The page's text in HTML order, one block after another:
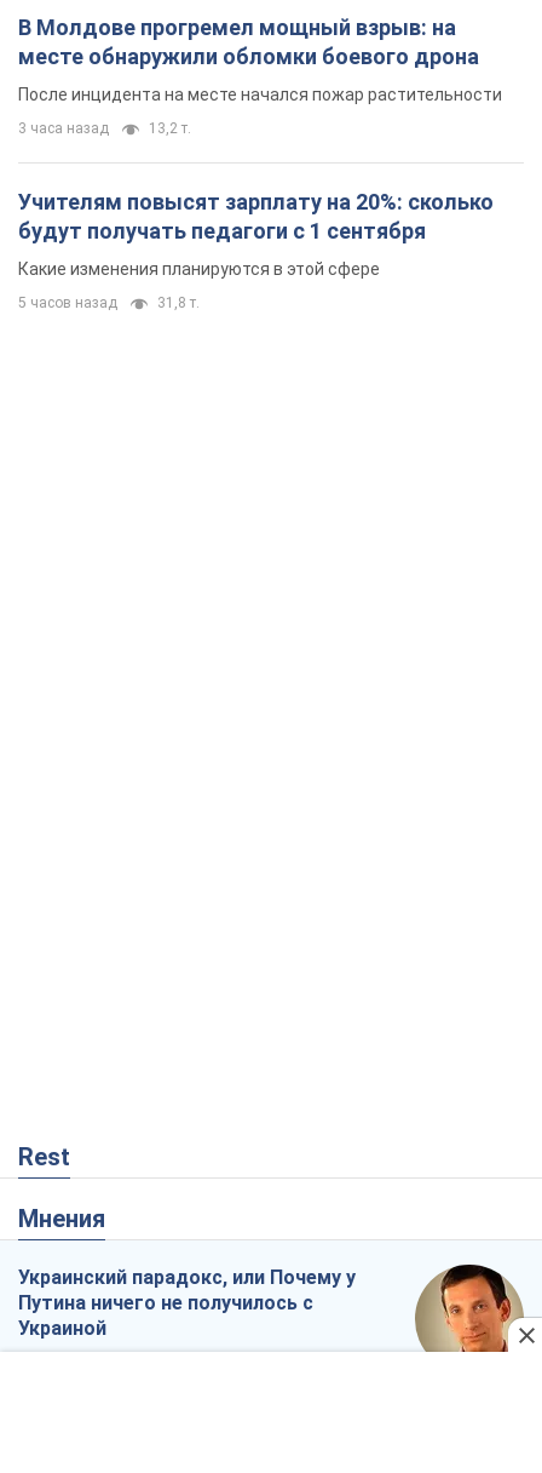
В Молдове прогремел мощный взрыв: на
месте обнаружили обломки боевого дрона
После инцидента на месте начался пожар растительности
3 часа назад 13,2 т.
Учителям повысят зарплату на 20%: сколько
будут получать педагоги с 1 сентября
Какие изменения планируются в этой сфере
5 часов назад 31,8 т.
Rest
Мнения
Украинский парадокс, или Почему у
Путина ничего не получилось с
Украиной